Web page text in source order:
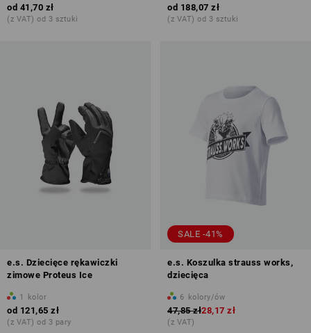
od 41,70 zł
(z VAT) od 3 sztuki
od 188,07 zł
(z VAT) od 3 sztuki
e.s. Dziecięce rękawiczki
zimowe Proteus Ice
1 kolor
od 121,65 zł
(z VAT) od 3 pary
SALE -41%
e.s. Koszulka strauss works,
dziecięca
6 kolory/ów
47,85 zł28,17 zł
(z VAT)